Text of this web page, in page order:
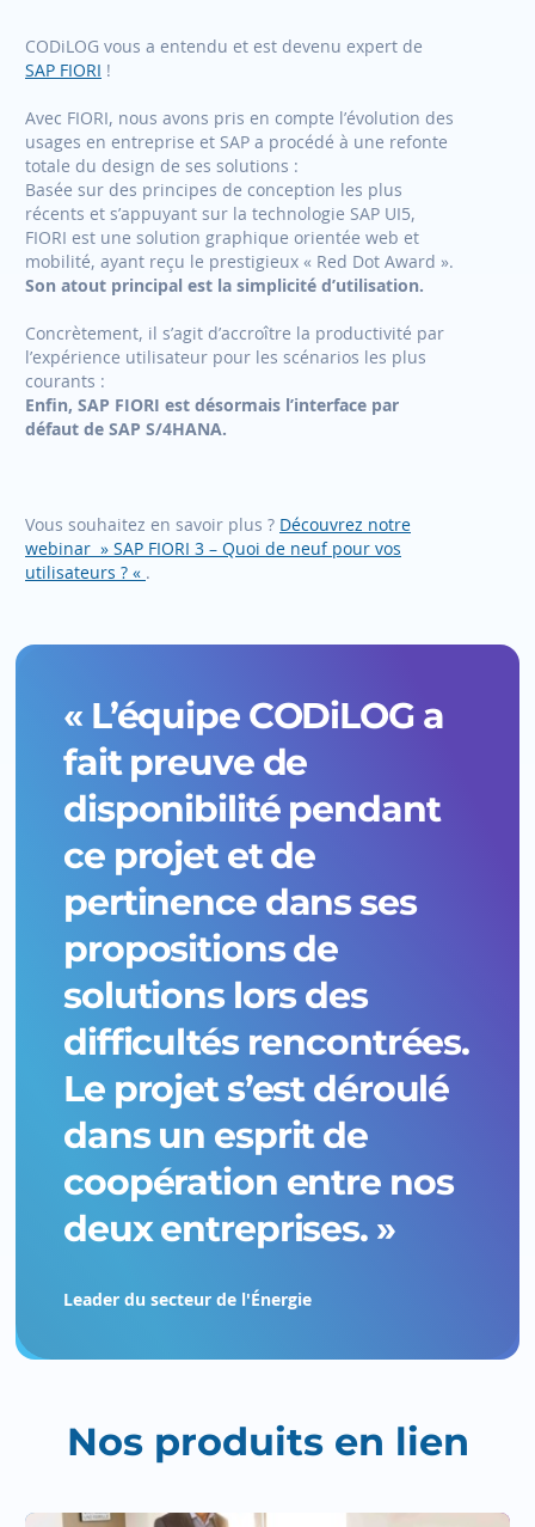
CODiLOG vous a entendu et est devenu expert de
SAP FIORI !
Avec FIORI, nous avons pris en compte l’évolution des
usages en entreprise et SAP a procédé à une refonte
totale du design de ses solutions :
Basée sur des principes de conception les plus
récents et s’appuyant sur la technologie SAP UI5,
FIORI est une solution graphique orientée web et
mobilité, ayant reçu le prestigieux « Red Dot Award ».
Son atout principal est la simplicité d’utilisation.
Concrètement, il s’agit d’accroître la productivité par
l’expérience utilisateur pour les scénarios les plus
courants :
Enfin, SAP FIORI est désormais l’interface par
défaut de SAP S/4HANA.
Vous souhaitez en savoir plus ? Découvrez notre
webinar » SAP FIORI 3 – Quoi de neuf pour vos
utilisateurs ? « .
« L’équipe CODiLOG a
fait preuve de
disponibilité pendant
ce projet et de
pertinence dans ses
propositions de
solutions lors des
difficultés rencontrées.
Le projet s’est déroulé
dans un esprit de
coopération entre nos
deux entreprises. »
Leader du secteur de l'Énergie
Nos produits en lien